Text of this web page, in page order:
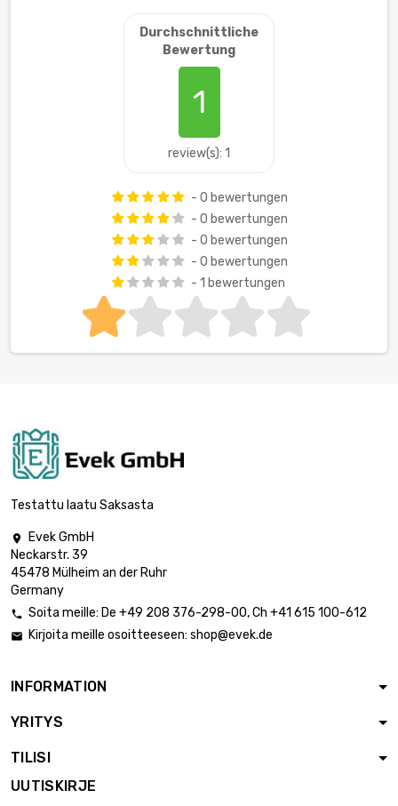
Durchschnittliche
Bewertung
1
review(s): 1
- 0 bewertungen
- 0 bewertungen
- 0 bewertungen
- 0 bewertungen
- 1 bewertungen
Testattu laatu Saksasta

Evek GmbH
Neckarstr. 39
45478 Mülheim an der Ruhr
Germany
 Soita meille: De +49 208 376-298-00, Ch +41 615 100-612
 Kirjoita meille osoitteeseen: shop@evek.de
INFORMATION
YRITYS
TILISI
UUTISKIRJE